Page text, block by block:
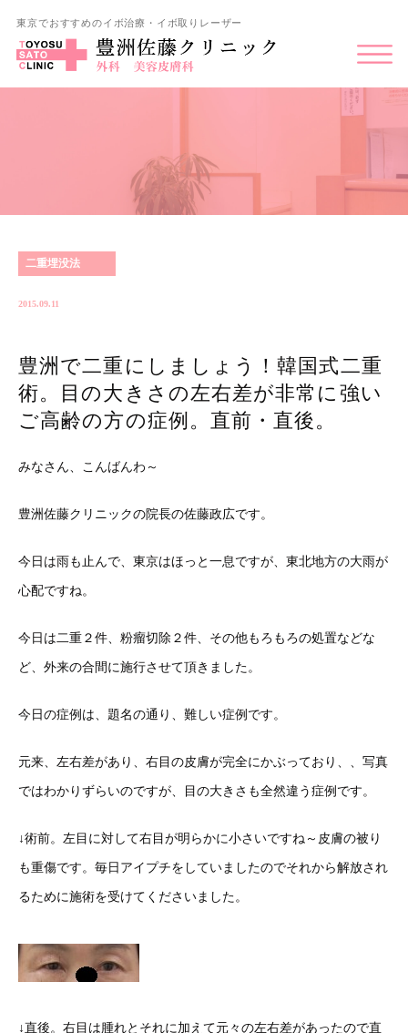
東京でおすすめのイボ治療・イボ取りレーザー
二重埋没法
2015.09.11
豊洲で二重にしましょう！韓国式二重
術。目の大きさの左右差が非常に強い
ご高齢の方の症例。直前・直後。
みなさん、こんばんわ～
豊洲佐藤クリニックの院長の佐藤政広です。
今日は雨も止んで、東京はほっと一息ですが、東北地方の大雨が
心配ですね。
今日は二重２件、粉瘤切除２件、その他もろもろの処置などな
ど、外来の合間に施行させて頂きました。
今日の症例は、題名の通り、難しい症例です。
元来、左右差があり、右目の皮膚が完全にかぶっており、、写真
ではわかりずらいのですが、目の大きさも全然違う症例です。
↓術前。左目に対して右目が明らかに小さいですね～皮膚の被り
も重傷です。毎日アイプチをしていましたのでそれから解放され
るために施術を受けてくださいました。
↓直後。右目は腫れとそれに加えて元々の左右差があったので直